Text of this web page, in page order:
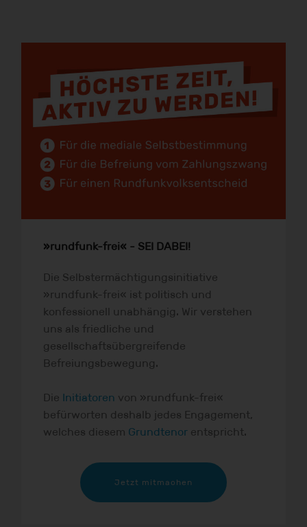
»rundfunk-frei« - SEI DABEI!
Die Selbstermächtigungsinitiative
»rundfunk-frei« ist politisch und
konfessionell unabhängig. Wir verstehen
uns als friedliche und
gesellschaftsübergreifende
Befreiungsbewegung.
Die Initiatoren von »rundfunk-frei«
befürworten deshalb jedes Engagement,
welches diesem Grundtenor entspricht.
Jetzt mitmachen